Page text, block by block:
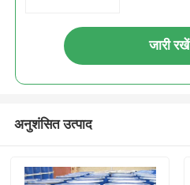
जारी रखें
अनुशंसित उत्पाद